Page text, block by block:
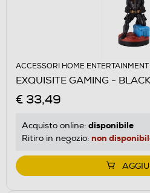
ACCESSORI HOME ENTERTAINMENT
EXQUISITE GAMING -
€ 33,49
Acquisto online: disponibile
Ritiro in negozio: non